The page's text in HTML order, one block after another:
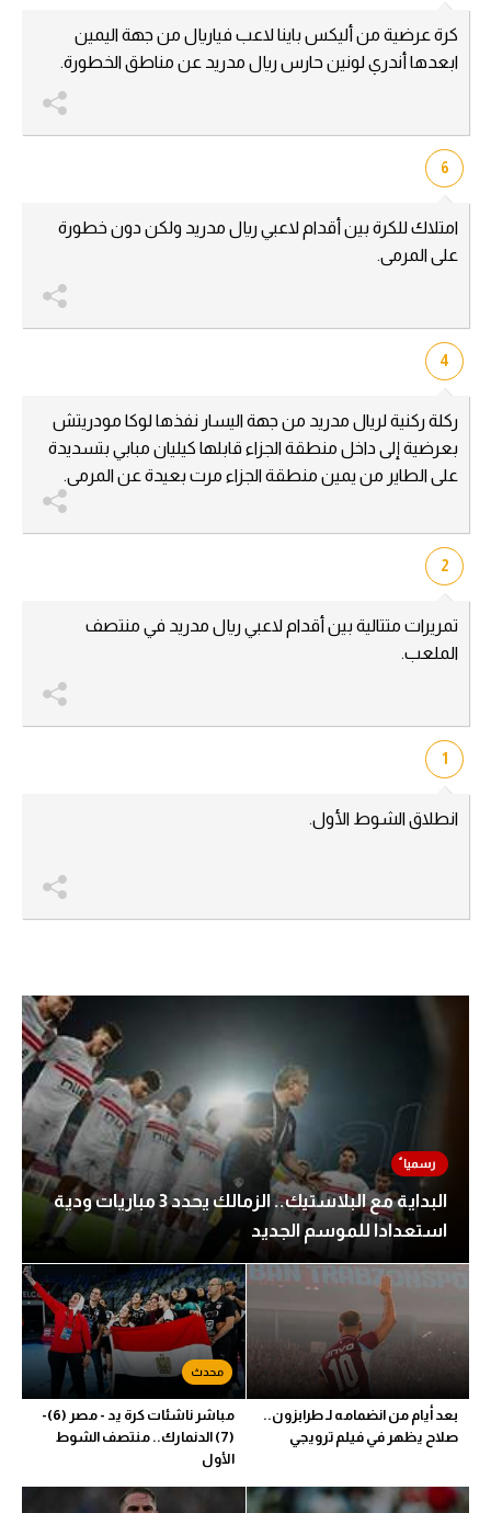
كرة عرضية من أليكس باينا لاعب فياريال من جهة اليمين
ابعدها أندري لونين حارس ريال مدريد عن مناطق الخطورة.
6
امتلاك للكرة بين أقدام لاعبي ريال مدريد ولكن دون خطورة
على المرمى.
4
ركلة ركنية لريال مدريد من جهة اليسار نفذها لوكا مودريتش
بعرضية إلى داخل منطقة الجزاء قابلها كيليان مبابي بتسديدة
على الطاير من يمين منطقة الجزاء مرت بعيدة عن المرمى.
2
تمريرات متتالية بين أقدام لاعبي ريال مدريد في منتصف
الملعب.
1
انطلاق الشوط الأول.
البداية مع البلاستيك.. الزمالك يحدد 3 مباريات ودية
استعدادا للموسم الجديد
بعد أيام من انضمامه لـ طرابزون..
صلاح يظهر في فيلم ترويجي
مباشر ناشئات كرة يد - مصر (6)-
(7) الدنمارك.. منتصف الشوط
الأول